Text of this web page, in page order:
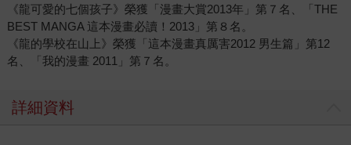
《龍可愛的七個孩子》榮獲「漫畫大賞2013年」第７名、「THE
BEST MANGA 這本漫畫必讀！2013」第８名。
《龍的學校在山上》榮獲「這本漫畫真厲害2012 男生篇」第12
名、「我的漫畫 2011」第７名。
詳細資料